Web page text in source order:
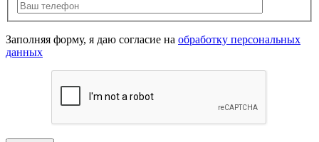
Заполняя форму, я даю согласие на обработку персональных
данных